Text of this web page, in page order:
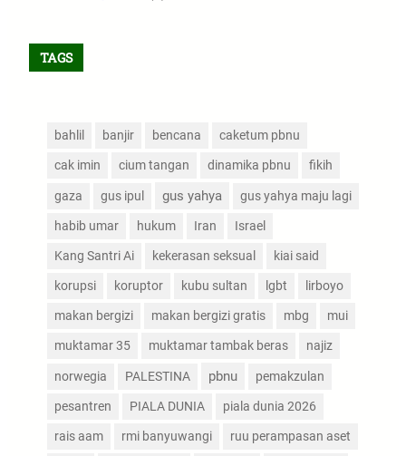
TAGS
bahlil banjir bencana caketum pbnu
cak imin cium tangan dinamika pbnu fikih
gaza gus ipul gus yahya gus yahya maju lagi
habib umar hukum Iran Israel
Kang Santri Ai kekerasan seksual kiai said
korupsi koruptor kubu sultan lgbt lirboyo
makan bergizi makan bergizi gratis mbg mui
muktamar 35 muktamar tambak beras najiz
norwegia PALESTINA pbnu pemakzulan
pesantren PIALA DUNIA piala dunia 2026
rais aam rmi banyuwangi ruu perampasan aset